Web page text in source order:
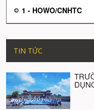
1 - HOWO/CNHTC
TIN TỨC